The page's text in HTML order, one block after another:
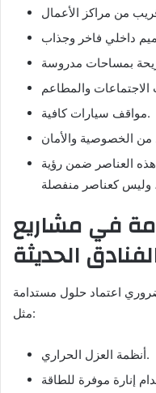
مواقف سيارات كافية.
العناصر ضمن رؤية
في مشاريع
الحديثة
اعتماد حلول مستدامة
مثل:
أنظمة العزل الحراري.